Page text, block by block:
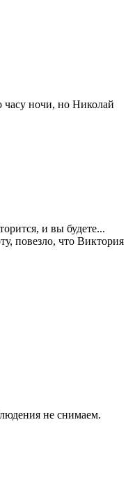
часу ночи, но Николай
и вы будете...
повезло, что Виктория
не снимаем.